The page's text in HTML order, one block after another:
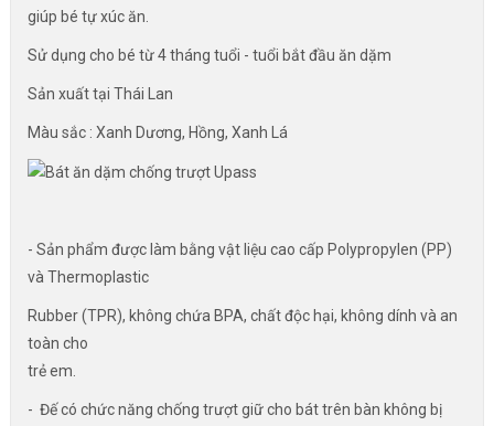
giúp bé tự xúc ăn.
Sử dụng cho bé từ 4 tháng tuổi - tuổi bắt đầu ăn dặm
Sản xuất tại Thái Lan
Màu sắc : Xanh Dương, Hồng, Xanh Lá
- Sản phẩm được làm bằng vật liệu cao cấp Polypropylen (PP)
và Thermoplastic
Rubber (TPR), không chứa BPA, chất độc hại, không dính và an
toàn cho
trẻ em.
- Đế có chức năng chống trượt giữ cho bát trên bàn không bị